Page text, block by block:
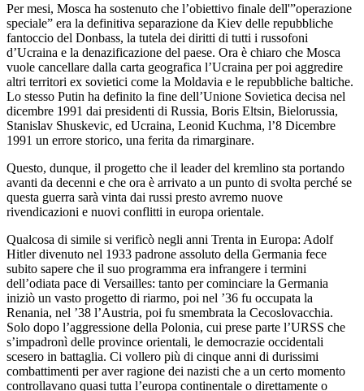
Per mesi, Mosca ha sostenuto che l’obiettivo finale dell'”operazione
speciale” era la definitiva separazione da Kiev delle repubbliche
fantoccio del Donbass, la tutela dei diritti di tutti i russofoni
d’Ucraina e la denazificazione del paese. Ora è chiaro che Mosca
vuole cancellare dalla carta geografica l’Ucraina per poi aggredire
altri territori ex sovietici come la Moldavia e le repubbliche baltiche.
Lo stesso Putin ha definito la fine dell’Unione Sovietica decisa nel
dicembre 1991 dai presidenti di Russia, Boris Eltsin, Bielorussia,
Stanislav Shuskevic, ed Ucraina, Leonid Kuchma, l’8 Dicembre
1991 un errore storico, una ferita da rimarginare.
Questo, dunque, il progetto che il leader del kremlino sta portando
avanti da decenni e che ora è arrivato a un punto di svolta perché se
questa guerra sarà vinta dai russi presto avremo nuove
rivendicazioni e nuovi conflitti in europa orientale.
Qualcosa di simile si verificò negli anni Trenta in Europa: Adolf
Hitler divenuto nel 1933 padrone assoluto della Germania fece
subito sapere che il suo programma era infrangere i termini
dell’odiata pace di Versailles: tanto per cominciare la Germania
iniziò un vasto progetto di riarmo, poi nel ’36 fu occupata la
Renania, nel ’38 l’Austria, poi fu smembrata la Cecoslovacchia.
Solo dopo l’aggressione della Polonia, cui prese parte l’URSS che
s’impadronì delle province orientali, le democrazie occidentali
scesero in battaglia. Ci vollero più di cinque anni di durissimi
combattimenti per aver ragione dei nazisti che a un certo momento
controllavano quasi tutta l’europa continentale o direttamente o